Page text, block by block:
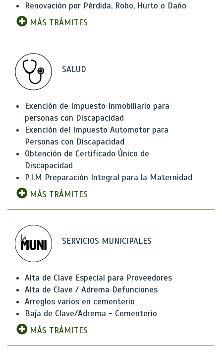
Renovación por Pérdida, Robo, Hurto o Daño
MÁS TRÁMITES
SALUD
Exención de Impuesto Inmobiliario para
personas con Discapacidad
Exención del Impuesto Automotor para
Personas con Discapacidad
Obtención de Certificado Único de
Discapacidad
P.I.M Preparación Integral para la Maternidad
MÁS TRÁMITES
SERVICIOS MUNICIPALES
Alta de Clave Especial para Proveedores
Alta de Clave / Adrema Defunciones
Arreglos varios en cementerio
Baja de Clave/Adrema - Cementerio
MÁS TRÁMITES